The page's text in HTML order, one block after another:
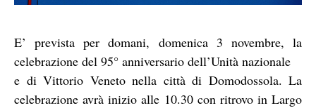
E’ prevista per domani, domenica 3 novembre, la
celebrazione del 95° anniversario dell’Unità nazionale
e di Vittorio Veneto nella città di Domodossola. La
celebrazione avrà inizio alle 10.30 con ritrovo in Largo